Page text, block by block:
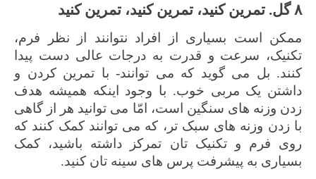
۸ گل. تمرین کنید، تمرین کنید، تمرین کنید
ممکن است بسیاری از افراد نتوانند از نظر فرم،
تکنیک، سرعت و قدرت به درجات عالی دست پیدا
کنند. بل می گوید که می توانند- با تمرین کردن و
داشتن یک مربی خوب. با وجود اینکه همیشه هدف
زدن وزنه های سنگین است، امّا می توانید هر از گاهی
با زدن وزنه های سبک تر، که می توانند کمک کنند که
روی فرم و تکنیک تان تمرکز داشته باشید، کمک
بسیاری به پیشرفت پرس های سینه تان کنید.